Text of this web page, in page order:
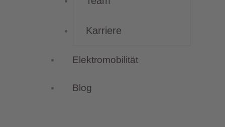
Karriere
Elektromobilität
Blog